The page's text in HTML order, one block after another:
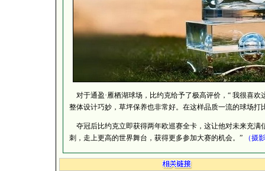
对于通盈·雁栖湖球场，比约克给予了极高评价，“ 我很喜
整体设计巧妙，草坪保养也非常好。在这样品质一流的球场打
夺冠后比约克立即获得两年欧巡赛全卡，这让他对未来充满
刺，走上更高的世界舞台，获得更多参加大赛的机会。”
（摄